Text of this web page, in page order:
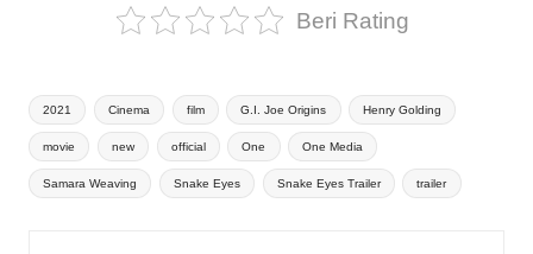
Beri Rating
Tags:
2021 Cinema film G.I. Joe Origins Henry Golding
movie new official One One Media
Samara Weaving Snake Eyes Snake Eyes Trailer trailer